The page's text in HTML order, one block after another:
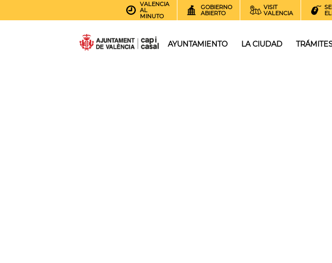
VALENCIA
AL
MINUTO
GOBIERNO
ABIERTO
VISIT
VALENCIA
AYUNTAMIENTO LA CIUDAD